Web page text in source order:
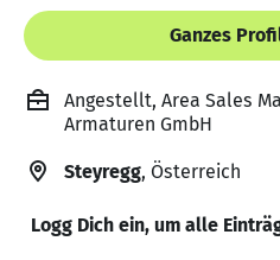
Ganzes
Angestellt, Area Sales
Armaturen GmbH
Steyregg, Österreich
Logg Dich ein, um alle